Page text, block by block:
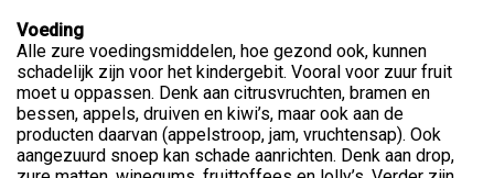
Voeding
Alle zure voedingsmiddelen, hoe gezond ook, kunnen
schadelijk zijn voor het kindergebit. Vooral voor zuur fruit
moet u oppassen. Denk aan citrusvruchten, bramen en
bessen, appels, druiven en kiwi’s, maar ook aan de
producten daarvan (appelstroop, jam, vruchtensap). Ook
aangezuurd snoep kan schade aanrichten. Denk aan drop,